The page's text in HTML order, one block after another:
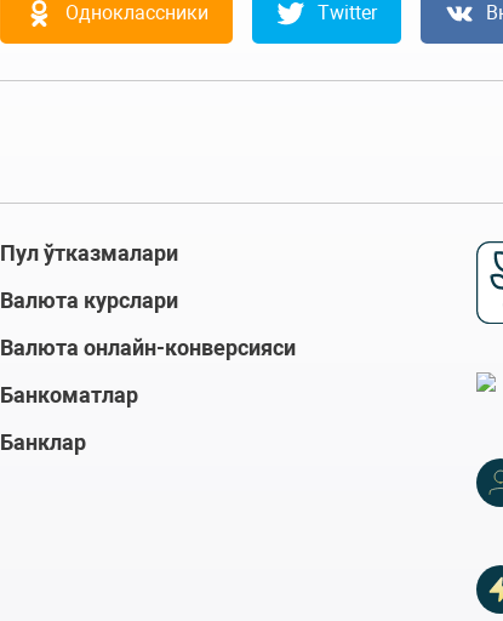
Одноклассники Twitter
Пул ўтказмалари
Валюта курслари
Валюта онлайн-конверсияси
Банкоматлар
Банклар